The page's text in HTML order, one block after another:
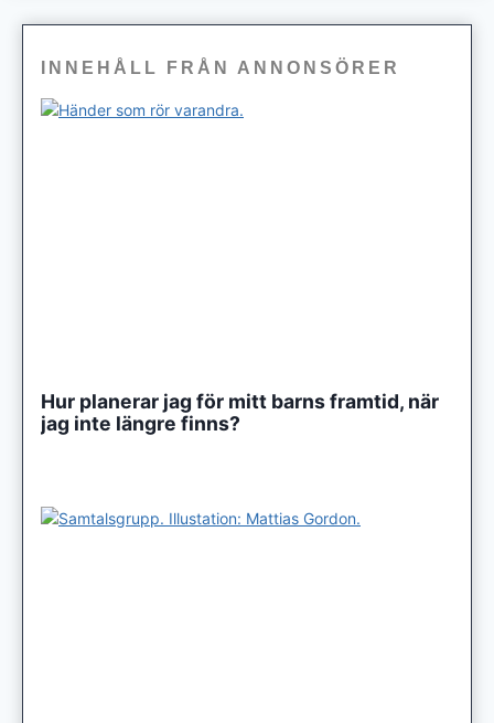
INNEHÅLL FRÅN ANNONSÖRER
Hur planerar jag för mitt barns framtid, när
jag inte längre finns?